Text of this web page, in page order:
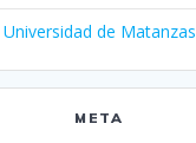
Universidad de Matanzas
META